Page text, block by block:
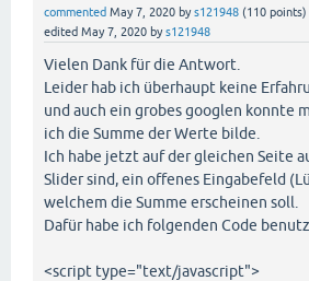
commented May 7, 2020 bys121948 (110 points)
edited May 7, 2020 bys121948
Vielen Dank für die Antwort.
Leider hab ich überhaupt keine
und auch ein grobes googlen konnte
ich die Summe der Werte bilde.
Ich habe jetzt auf der gleichen Seite
Slider sind, ein offenes Eingabefeld
welchem die Summe erscheinen soll.
Dafür habe ich folgenden Code
<script type="text/javascript">